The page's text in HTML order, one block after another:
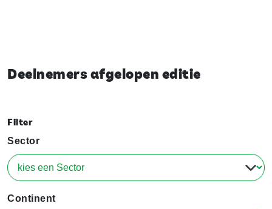
Deelnemers afgelopen editie
Filter
Sector
Continent